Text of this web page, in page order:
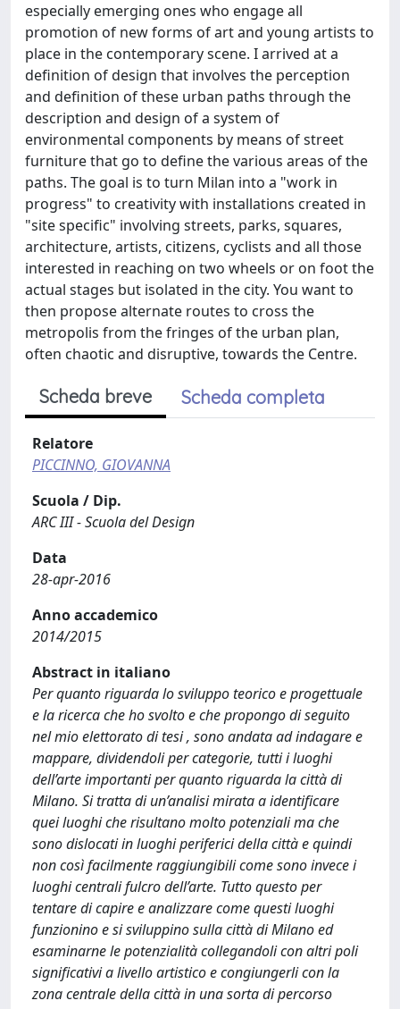
especially emerging ones who engage all
promotion of new forms of art and young artists to
place in the contemporary scene. I arrived at a
definition of design that involves the perception
and definition of these urban paths through the
description and design of a system of
environmental components by means of street
furniture that go to define the various areas of the
paths. The goal is to turn Milan into a "work in
progress" to creativity with installations created in
"site specific" involving streets, parks, squares,
architecture, artists, citizens, cyclists and all those
interested in reaching on two wheels or on foot the
actual stages but isolated in the city. You want to
then propose alternate routes to cross the
metropolis from the fringes of the urban plan,
often chaotic and disruptive, towards the Centre.
Scheda breve Scheda completa
Relatore
PICCINNO, GIOVANNA
Scuola / Dip.
ARC III - Scuola del Design
Data
28-apr-2016
Anno accademico
2014/2015
Abstract in italiano
Per quanto riguarda lo sviluppo teorico e progettuale
e la ricerca che ho svolto e che propongo di seguito
nel mio elettorato di tesi , sono andata ad indagare e
mappare, dividendoli per categorie, tutti i luoghi
dell’arte importanti per quanto riguarda la città di
Milano. Si tratta di un’analisi mirata a identificare
quei luoghi che risultano molto potenziali ma che
sono dislocati in luoghi periferici della città e quindi
non così facilmente raggiungibili come sono invece i
luoghi centrali fulcro dell’arte. Tutto questo per
tentare di capire e analizzare come questi luoghi
funzionino e si sviluppino sulla città di Milano ed
esaminarne le potenzialità collegandoli con altri poli
significativi a livello artistico e congiungerli con la
zona centrale della città in una sorta di percorso